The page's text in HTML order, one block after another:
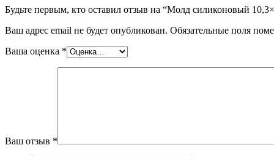
Будьте первым, кто оставил отзыв на “Молд силиконовый
Ваш адрес email не будет опубликован. Обязательные поля
Ваша оценка *
Ваш отзыв *